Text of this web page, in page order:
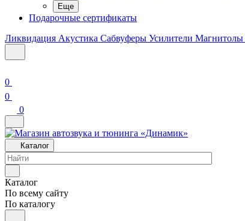
Еще
Подарочные сертификаты
Ликвидация Акустика Сабвуферы Усилители Магнитолы
0
0
0
Каталог
Каталог
По всему сайту
По каталогу